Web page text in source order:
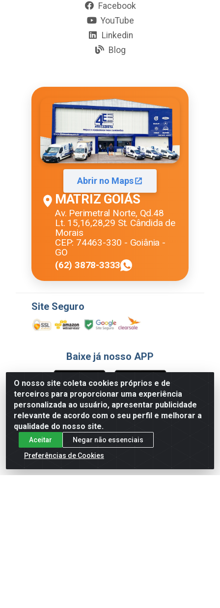
O nosso site coleta cookies próprios e de
terceiros para proporcionar uma experiência
personalizada ao usuário, apresentar publicidade
relevante de acordo com o seu perfil e melhorar a
qualidade do nosso site.
Aceitar
Negar não essenciais
Preferências de Cookies
Facebook
YouTube
Linkedin
Blog
Abrir no Maps
MATRIZ GOIÁS
Av. Perimetral Norte, Qd.48
Lt. 15,16,28,29 St. Cândida de
Morais
CEP: 74463-330 - Goiânia -
GO
(62) 3878-3333
Site Seguro
Baixe já nosso APP
Formas de Pagamento